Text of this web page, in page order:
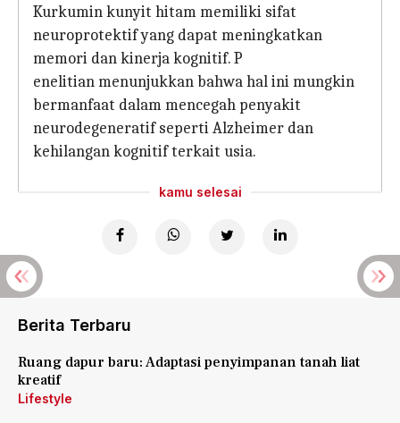
Kurkumin kunyit hitam memiliki sifat
neuroprotektif yang dapat meningkatkan
memori dan kinerja kognitif. P
enelitian menunjukkan bahwa hal ini mungkin
bermanfaat dalam mencegah penyakit
neurodegeneratif seperti Alzheimer dan
kehilangan kognitif terkait usia.
kamu selesai
Berita Terbaru
Ruang dapur baru: Adaptasi penyimpanan tanah liat
kreatif
Lifestyle